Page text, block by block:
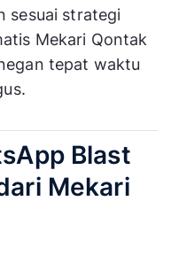
sesuai strategi
Mekari Qontak
tepat waktu
Blast
Mekari